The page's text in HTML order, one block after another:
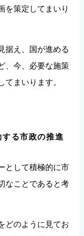
を策定してまいり
据え、国が進める
、今、必要な施策
まいります。
る市政の推進
として積極的に市
なことであると考
どのように見てお